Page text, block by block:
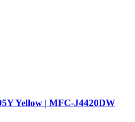
Yellow | MFC-J4420DW